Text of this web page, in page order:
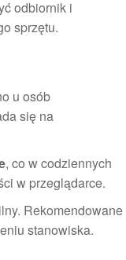
odbiornik i
sprzętu.
u osób
się na
, co w codziennych
w przeglądarce.
Rekomendowane
stanowiska.